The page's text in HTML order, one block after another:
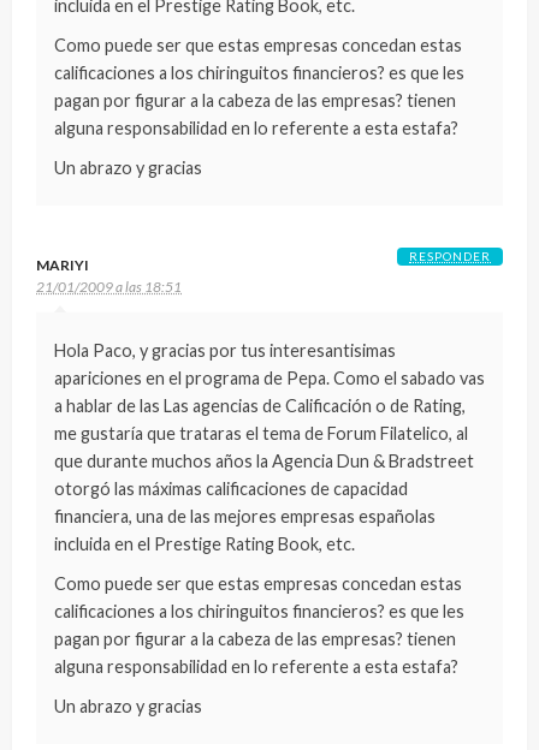
incluida en el Prestige Rating Book, etc.
Como puede ser que estas empresas concedan estas
calificaciones a los chiringuitos financieros? es que les
pagan por figurar a la cabeza de las empresas? tienen
alguna responsabilidad en lo referente a esta estafa?
Un abrazo y gracias
MARIYI
21/01/2009 a las 18:51
Hola Paco, y gracias por tus interesantisimas
apariciones en el programa de Pepa. Como el sabado vas
a hablar de las Las agencias de Calificación o de Rating,
me gustaría que trataras el tema de Forum Filatelico, al
que durante muchos años la Agencia Dun & Bradstreet
otorgó las máximas calificaciones de capacidad
financiera, una de las mejores empresas españolas
incluida en el Prestige Rating Book, etc.
Como puede ser que estas empresas concedan estas
calificaciones a los chiringuitos financieros? es que les
pagan por figurar a la cabeza de las empresas? tienen
alguna responsabilidad en lo referente a esta estafa?
Un abrazo y gracias
RESPONDER